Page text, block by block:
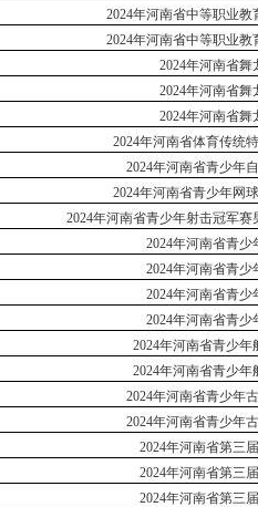
2024年河南省中等职业
2024年河南省中等职业
2024年河南省舞
2024年河南省舞
2024年河南省舞
2024年河南省体育传统
2024年河南省青少年
2024年河南省青少年网
2024年河南省青少年射击冠军
2024年河南省青少
2024年河南省青少
2024年河南省青少
2024年河南省青少
2024年河南省青少年
2024年河南省青少年
2024年河南省青少年
2024年河南省青少年
2024年河南省第三
2024年河南省第三
2024年河南省第三